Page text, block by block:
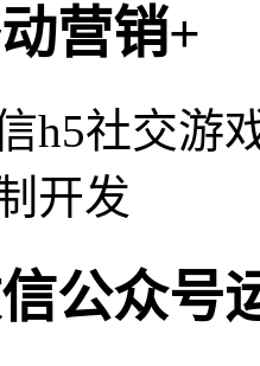
营销+
h5社交游
开发
公众号